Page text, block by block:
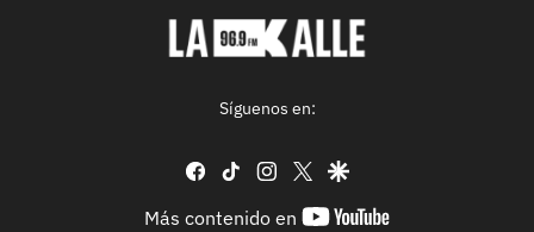
Síguenos en:
facebook
tiktok instagram
twittergoogle
Más contenido en
youtube-